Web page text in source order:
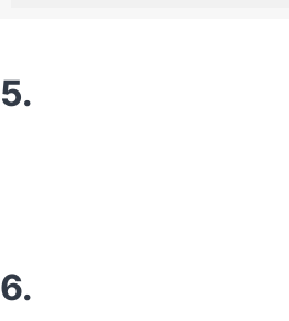
5.
6.